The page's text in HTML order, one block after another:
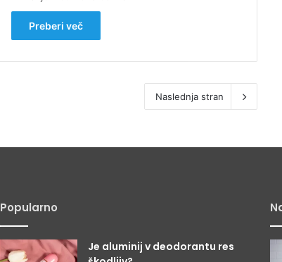
Preberi več
Naslednja stran
Popularno
Je aluminij v deodorantu res